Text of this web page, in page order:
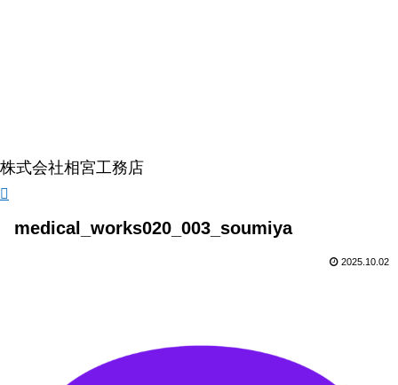
株式会社相宮工務店
medical_works020_003_soumiya
2025.10.02